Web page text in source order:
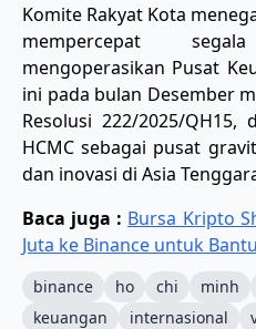
​Komite Rakyat Kota
mempercepat
mengoperasikan Pusat
ini pada bulan Desember
Resolusi 222/2025/
HCMC sebagai pusat
dan inovasi di Asia
Baca juga : Bursa Kripto
Juta ke Binance untuk
binance ho chi minh
keuangan
internasional